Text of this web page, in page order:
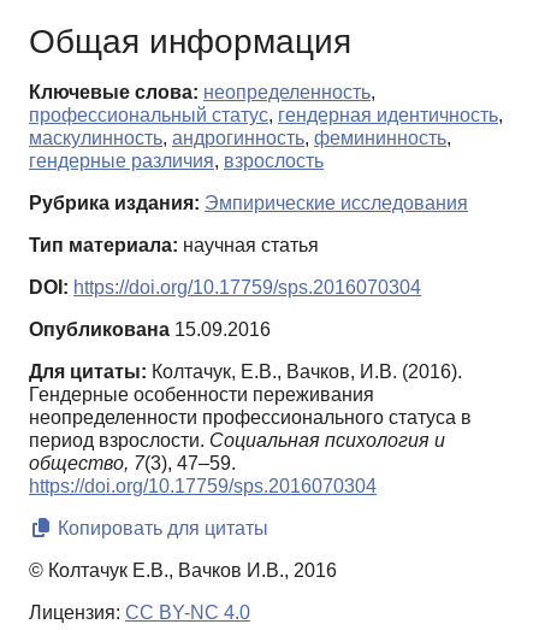
Общая информация
Ключевые слова: неопределенность,
профессиональный статус, гендерная идентичность,
маскулинность, андрогинность, фемининность,
гендерные различия, взрослость
Рубрика издания: Эмпирические исследования
Тип материала: научная статья
DOI: https://doi.org/10.17759/sps.2016070304
Опубликована 15.09.2016
Для цитаты: Колтачук, Е.В., Вачков, И.В. (2016).
Гендерные особенности переживания
неопределенности профессионального статуса в
период взрослости. Социальная психология и
общество, 7(3), 47–59.
https://doi.org/10.17759/sps.2016070304
Копировать для цитаты
© Колтачук Е.В., Вачков И.В., 2016
Лицензия: CC BY-NC 4.0